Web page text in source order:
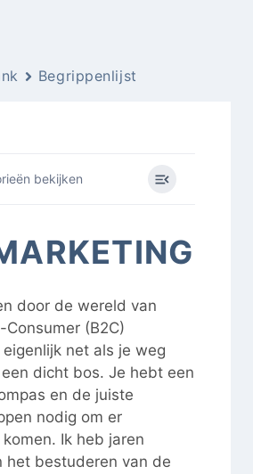
Begrippenlijst
bekijken
door de wereld van
Consumer (B2C)
net als je weg
dicht bos. Je hebt een
en de juiste
nodig om er
Ik heb jaren
het bestuderen van de